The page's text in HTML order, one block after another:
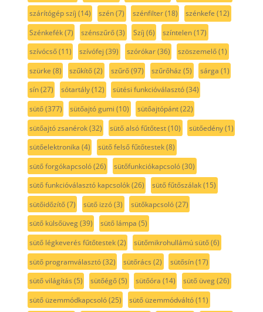
szárítógép szíj (14) szén(7) szénfilter(18) szénkefe (12)
Szénkefék(7) szénszűrő(3) Szíj (6) színtelen(17)
szívócső(11) szívófej (39) szórókar(36) szöszemelő(1)
szürke (8) szűkítő(2) szűrő(97) szűrőház (5) sárga (1)
sín(27) sótartály(12) sütési funkcióválasztó(34)
sütő(377) sütőajtó gumi (10) sütőajtópánt(22)
sütőajtó zsanérok(32) sütő alsó fűtőtest(10) sütőedény(1)
sütőelektronika (4) sütő felső fűtőtestek(8)
sütő forgókapcsoló(26) sütőfunkciókapcsoló(30)
sütő funkcióválasztó kapcsolók(26) sütő fűtőszálak(15)
sütőidőzítő(7) sütő izzó(3) sütőkapcsoló(27)
sütő külsőüveg(39) sütő lámpa (5)
sütő légkeverés fűtőtestek(2) sütőmikrohullámú sütő(6)
sütő programválasztó(32) sütőrács (2) sütősín(17)
sütő világítás (5) sütőégő(5) sütőóra (14) sütő üveg(26)
sütő üzemmódkapcsoló(25) sütő üzemmódváltó(11)